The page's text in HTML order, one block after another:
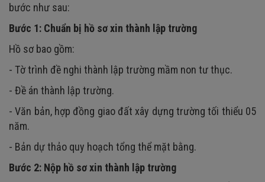
bước như sau:
Bước 1: Chuẩn bị hồ sơ xin thành lập trường
Hồ sơ bao gồm:
- Tờ trình đề nghi thành lập trường mầm non tư thục.
- Đề án thành lập trường.
- Văn bản, hợp đồng giao đất xây dựng trường tối thiểu 05
năm.
- Bản dự thảo quy hoạch tổng thể mặt bằng.
Bước 2: Nộp hồ sơ xin thành lập trường